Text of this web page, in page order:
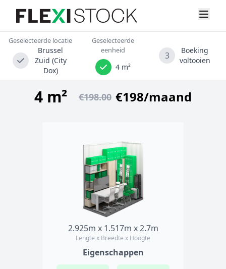
Geselecteerde locatie
Brussel
Zuid (City
Dox)
Geselecteerde
eenheid
4 m²
3
Boeking
voltooien
4 m² €198.00 €198/maand
2.925m x 1.517m x 2.7m
Lengte x Breedte x Hoogte
Eigenschappen